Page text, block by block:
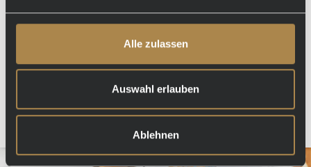
Alle zulassen
Auswahl erlauben
Ablehnen
den idealen Rahmen für Ihre Veranstaltung. Mit Blick auf den
Yachthafen und erstklassigem Service sorgen wir dafür, dass
und eine stilvolle Atmosphäre machen jeden Anlass
besonders.
Mehr erfahren